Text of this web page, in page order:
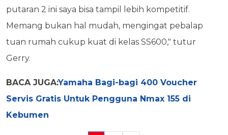
putaran 2 ini saya bisa tampil lebih kompetitif.
Memang bukan hal mudah, mengingat pebalap
tuan rumah cukup kuat di kelas SS600," tutur
Gerry.
BACA JUGA:Yamaha Bagi-bagi 400 Voucher
Servis Gratis Untuk Pengguna Nmax 155 di
Kebumen